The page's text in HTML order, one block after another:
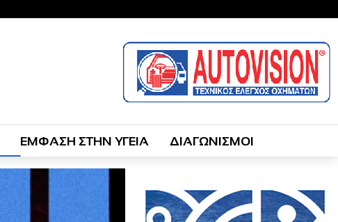
ΕΜΦΑΣΗ ΣΤΗΝ ΥΓΕΙΑ ΔΙΑΓΩΝΙΣΜΟΙ